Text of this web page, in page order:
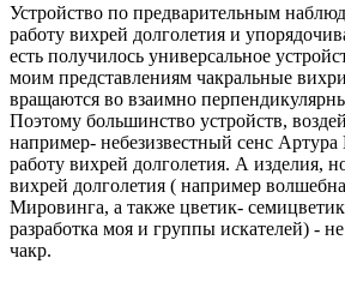
Устройство по предварительным
работу вихрей долголетия и
есть получилось универсальное
моим представлениям чакральные
вращаются во взаимно
Поэтому большинство устройств,
например- небезизвестный сенс
работу вихрей долголетия. А изделия,
вихрей долголетия ( например
Мировинга, а также цветик-
разработка моя и группы искателей) -
чакр.